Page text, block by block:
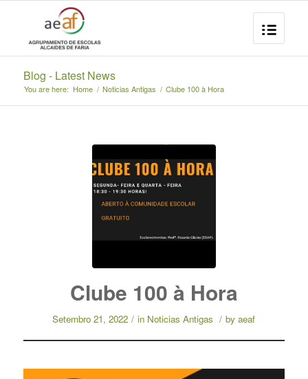
Blog - Latest News
You are here: Home / Noticias Antigas / Clube 100 à Hora
Clube 100 à Hora
Setembro 21, 2022 / in Noticias Antigas / byaeaf